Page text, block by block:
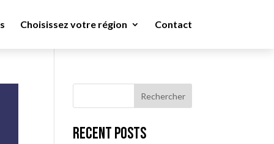
Choisissez votre région Contact
Rechercher
Recent Posts